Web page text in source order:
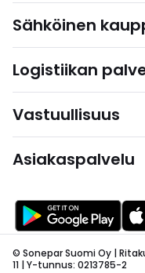
Sähköinen
Logistiikan
Vastuullisuus
Asiakaspalvelu
© Sonepar Suomi Oy |
11 | Y-tunnus: 0213785-2